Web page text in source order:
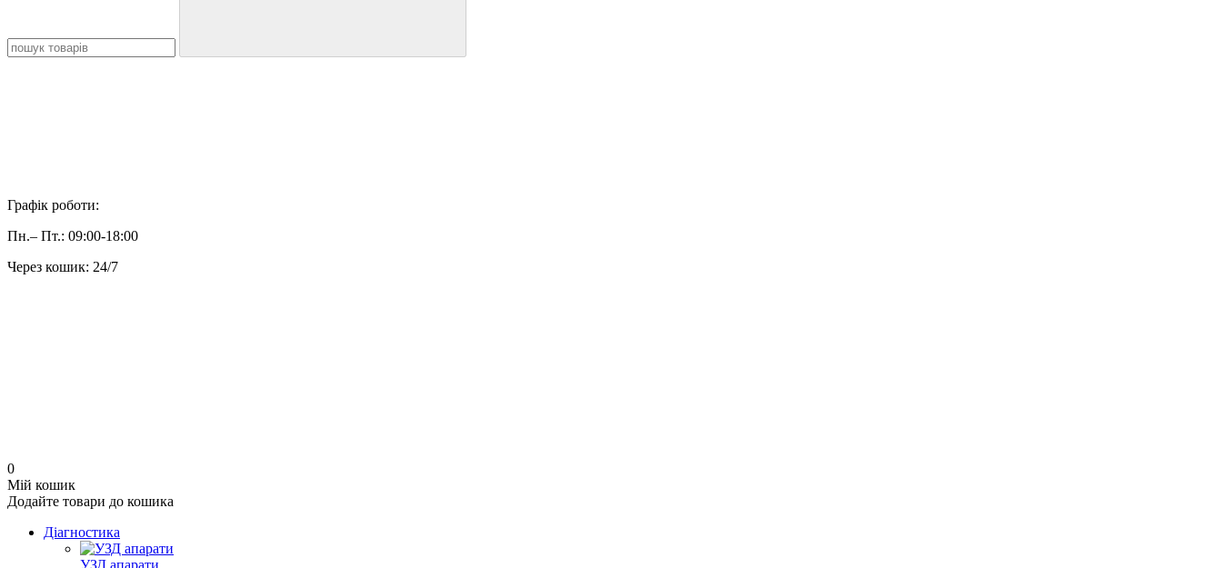
Графік роботи:
Пн.– Пт.: 09:00-18:00
Через кошик: 24/7
0
Мій кошик
Додайте товари до кошика
Діагностика
УЗД апарати